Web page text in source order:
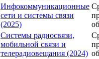
Инфокоммуникационные
сети и системы связи
(2025)
Системы радиосвязи,
мобильной связи и
телерадиовещания (2024)